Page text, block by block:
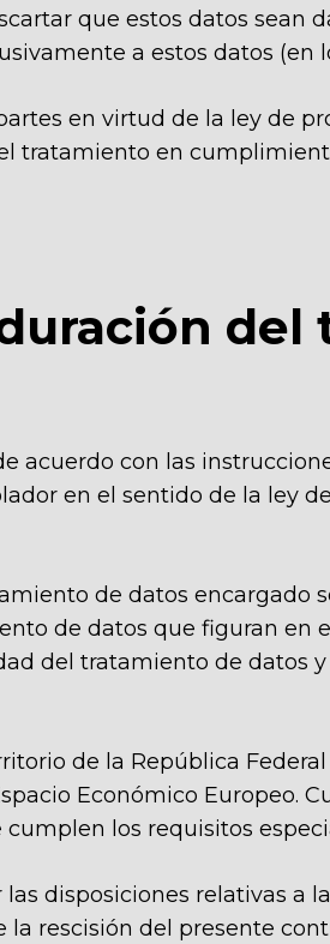
que estos datos sean
a estos datos (en
en virtud de la ley de
tratamiento en
acuerdo con las
en el sentido de la ley
de datos encargado
de datos que figuran en
del tratamiento de datos
de la República
Económico Europeo.
los requisitos
disposiciones relativas a
rescisión del presente